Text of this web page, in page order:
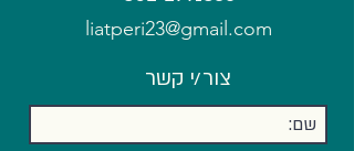
liatperi23@gmail.com
צור/י קשר